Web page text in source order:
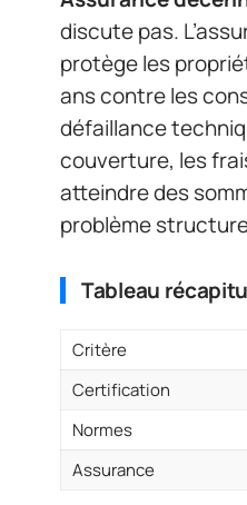
discute pas.
protège les
ans contre les
défaillance
couverture, les
atteindre des
problème
Tableau
Critère
Certification
Normes
Assurance